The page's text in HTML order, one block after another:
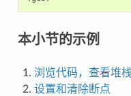
本小节的示例
浏览代码，查看堆
设置和清除断点